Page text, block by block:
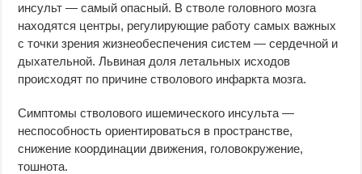
инсульт — самый опасный. В стволе головного мозга
находятся центры, регулирующие работу самых важных
с точки зрения жизнеобеспечения систем — сердечной и
дыхательной. Львиная доля летальных исходов
происходят по причине стволового инфаркта мозга.
Симптомы стволового ишемического инсульта —
неспособность ориентироваться в пространстве,
снижение координации движения, головокружение,
тошнота.